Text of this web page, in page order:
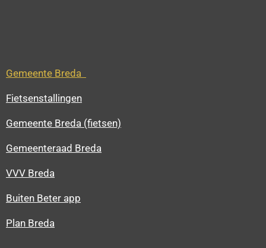
Gemeente Breda
Fietsenstallingen
Gemeente Breda (fietsen)
Gemeenteraad Breda
VVV Breda
Buiten Beter app
Plan Breda